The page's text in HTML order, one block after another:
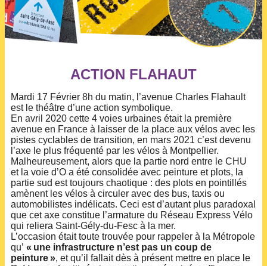
ACTION FLAHAUT
Mardi 17 Février 8h du matin, l’avenue Charles Flahault
est le théâtre d’une action symbolique.
En avril 2020 cette 4 voies urbaines était la première
avenue en France à laisser de la place aux vélos avec les
pistes cyclables de transition, en mars 2021 c’est devenu
l’axe le plus fréquenté par les vélos à Montpellier.
Malheureusement, alors que la partie nord entre le CHU
et la voie d’O a été consolidée avec peinture et plots, la
partie sud est toujours chaotique : des plots en pointillés
amènent les vélos à circuler avec des bus, taxis ou
automobilistes indélicats. Ceci est d’autant plus paradoxal
que cet axe constitue l’armature du Réseau Express Vélo
qui reliera Saint-Gély-du-Fesc à la mer.
L’occasion était toute trouvée pour rappeler à la Métropole
qu’ « une infrastructure n’est pas un coup de
peinture », et qu’il fallait dès à présent mettre en place le